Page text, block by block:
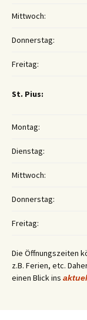
Mittwoch:
Donnerstag:
Freitag:
St. Pius:
Montag:
Dienstag:
Mittwoch:
Donnerstag:
Freitag:
Die Öffnungszeiten
z.B. Ferien, etc.
einen Blick ins